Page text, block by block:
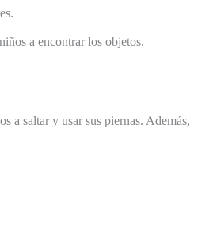
a encontrar los objetos.
a saltar y usar sus piernas. Además,